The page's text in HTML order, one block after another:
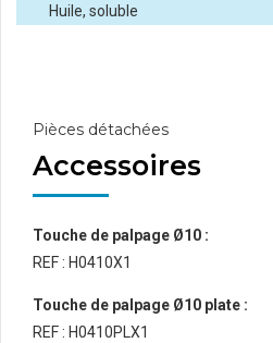
Huile, soluble
Pièces détachées
Accessoires
Touche de palpage Ø10 :
REF : H0410X1
Touche de palpage Ø10 plate :
REF : H0410PLX1